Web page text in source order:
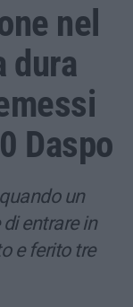
nel
dura
Daspo
un
entrare in
e ferito tre